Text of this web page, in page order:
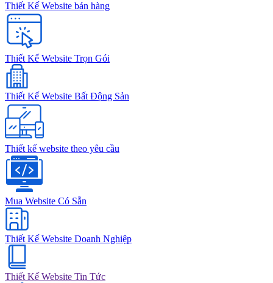
Thiết Kế Website bán hàng
Thiết Kế Website Trọn Gói
Thiết Kế Website Bất Động Sản
Thiết kế website theo yêu cầu
Mua Website Có Sẵn
Thiết Kế Website Doanh Nghiệp
Thiết Kế Website Tin Tức